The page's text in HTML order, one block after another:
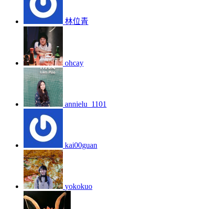
林位青
ohcay
annielu_1101
kai00guan
yokokuo